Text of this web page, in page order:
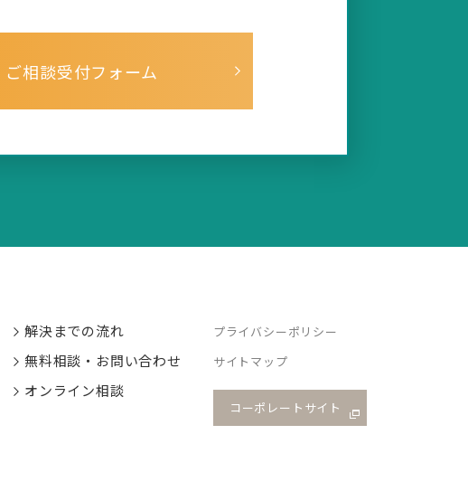
ご相談受付フォーム
解決までの流れ
無料相談・お問い合わせ
オンライン相談
プライバシーポリシー
サイトマップ
コーポレートサイト